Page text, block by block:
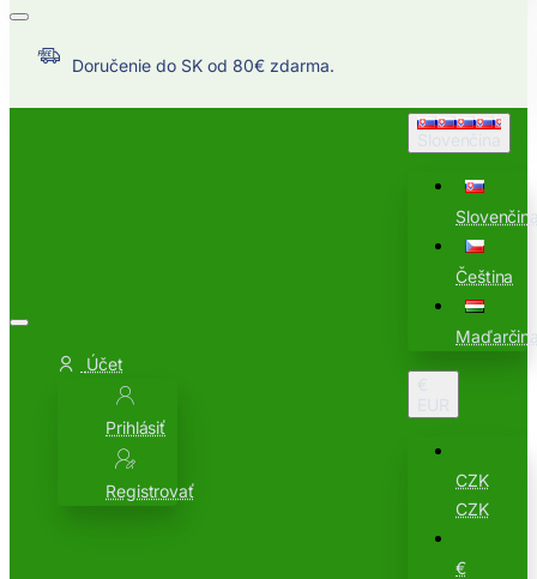
Doručenie do SK od 80€ zdarma.
Účet
Prihlásiť
Registrovať
Čeština
CZK
CZK
€